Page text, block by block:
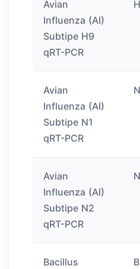
Avian
Influenza (AI)
Subtipe H9
qRT-PCR
Avian
Influenza (AI)
Subtipe N1
qRT-PCR
Avian
Influenza (AI)
Subtipe N2
qRT-PCR
Bacillus